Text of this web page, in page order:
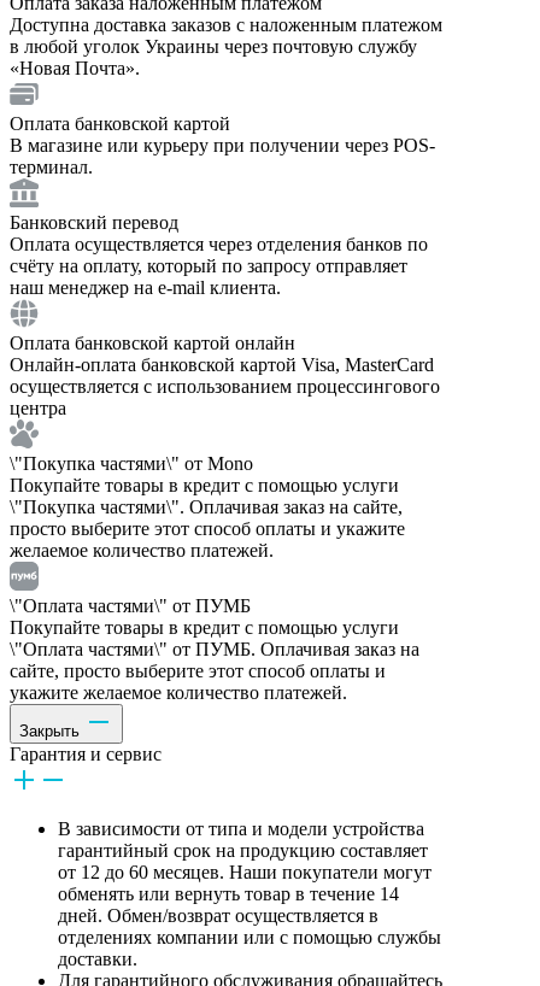
Доступна доставка заказов с наложенным платежом
в любой уголок Украины через почтовую службу
«Новая Почта».
Оплата банковской картой
В магазине или курьеру при получении через POS-
терминал.
Банковский перевод
Оплата осуществляется через отделения банков по
счёту на оплату, который по запросу отправляет
наш менеджер на e-mail клиента.
Оплата банковской картой онлайн
Онлайн-оплата банковской картой Visa, MasterCard
осуществляется с использованием процессингового
центра
\"Покупка частями\" от Mono
Покупайте товары в кредит с помощью услуги
\"Покупка частями\". Оплачивая заказ на сайте,
просто выберите этот способ оплаты и укажите
желаемое количество платежей.
\"Оплата частями\" от ПУМБ
Покупайте товары в кредит с помощью услуги
\"Оплата частями\" от ПУМБ. Оплачивая заказ на
сайте, просто выберите этот способ оплаты и
укажите желаемое количество платежей.
Закрыть
Гарантия и сервис
В зависимости от типа и модели устройства
гарантийный срок на продукцию составляет
от 12 до 60 месяцев. Наши покупатели могут
обменять или вернуть товар в течение 14
дней. Обмен/возврат осуществляется в
отделениях компании или с помощью службы
доставки.
Для гарантийного обслуживания обращайтесь